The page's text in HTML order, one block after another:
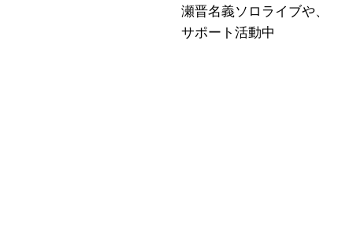
瀬晋名義ソロライブや、
サポート活動中